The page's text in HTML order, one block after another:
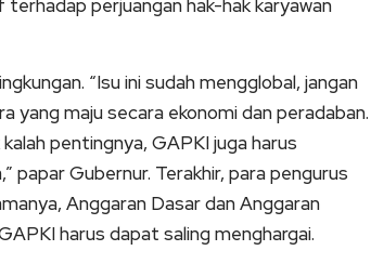
perjuangan hak-hak karyawan
“Isu ini sudah mengglobal, jangan
yang maju secara ekonomi dan peradaban.
pentingnya, GAPKI juga harus
papar Gubernur. Terakhir, para pengurus
Anggaran Dasar dan Anggaran
harus dapat saling menghargai.